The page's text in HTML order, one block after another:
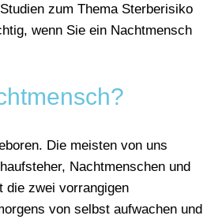
zum Thema Sterberisiko
wenn Sie ein Nachtmensch
Die meisten von uns
Nachtmenschen und
die zwei vorrangigen
von selbst aufwachen und